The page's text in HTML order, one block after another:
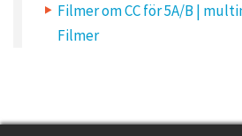
t
Filmer om CC för 5A/B |
Filmer